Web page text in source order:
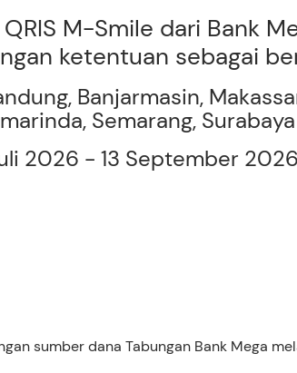
M-Smile dari Bank
ketentuan sebagai
Banjarmasin,
Semarang, Surabaya
2026 - 13 September 2026
sumber dana Tabungan Bank Mega